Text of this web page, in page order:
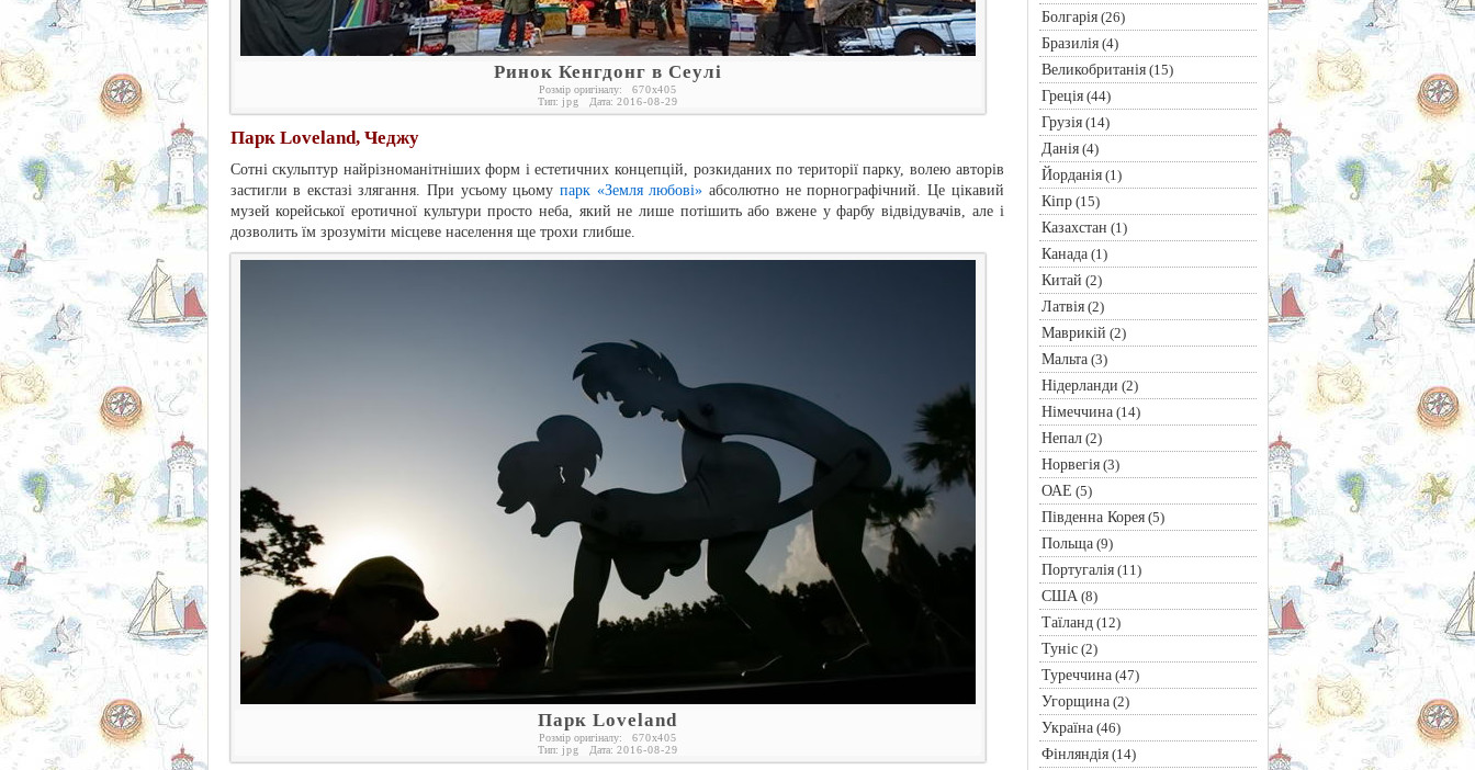
Ринок Кенгдонг в Сеулі
Розмір оригіналу: 670x405
Тип: jpg Дата: 2016-08-29
Парк Loveland, Чеджу
Сотні скульптур найрізноманітніших форм і естетичних концепцій, розкиданих по території парку, волею авторів
застигли в екстазі злягання. При усьому цьому парк «Земля любові» абсолютно не порнографічний. Це цікавий
музей корейської еротичної культури просто неба, який не лише потішить або вжене у фарбу відвідувачів, але і
дозволить їм зрозуміти місцеве населення ще трохи глибше.
Парк Loveland
Розмір оригіналу: 670x405
Тип: jpg Дата: 2016-08-29
Болгарія(26)
Бразилія(4)
Великобританія(15)
Греція(44)
Грузія(14)
Данія(4)
Йорданія(1)
Кіпр(15)
Казахстан (1)
Канада(1)
Китай (2)
Латвія(2)
Маврикій (2)
Мальта(3)
Нідерланди (2)
Німеччина(14)
Непал(2)
Норвегія(3)
ОАЕ (5)
Південна Корея(5)
Польща(9)
Португалія(11)
США(8)
Таїланд(12)
Туніс(2)
Туреччина(47)
Угорщина(2)
Україна(46)
Фінляндія(14)